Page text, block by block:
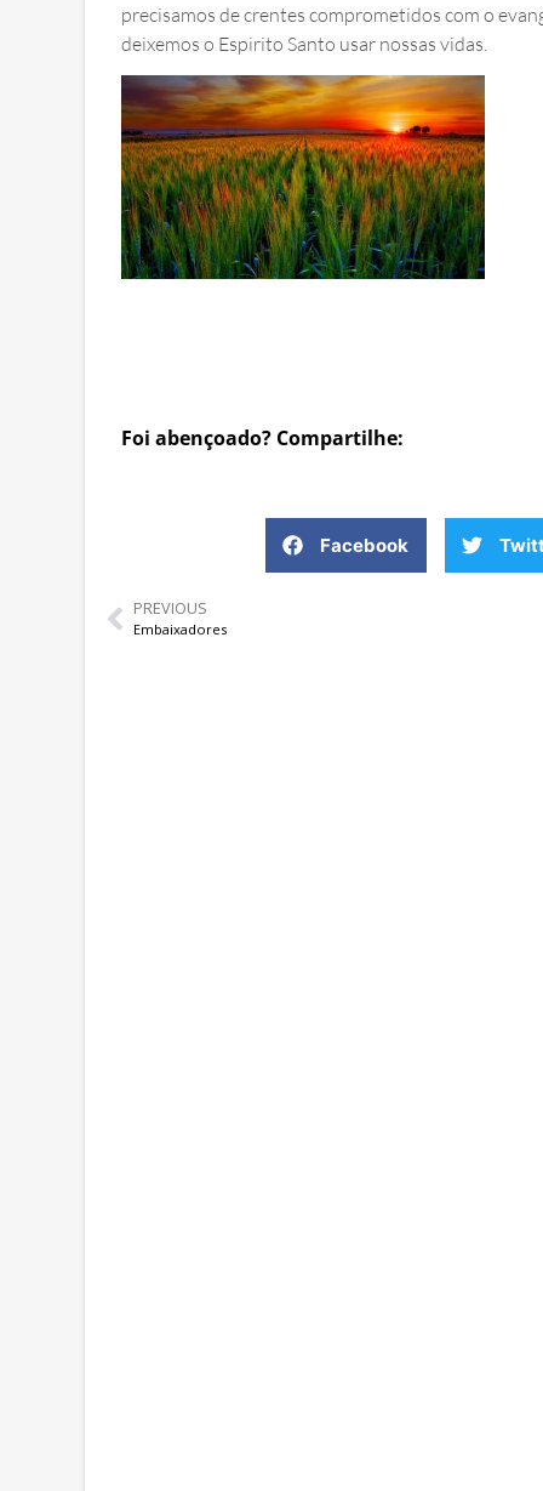
precisamos de crentes comprometidos com o
deixemos o Espirito Santo usar nossas vidas.
Foi abençoado? Compartilhe:
Facebook
PREVIOUS
Embaixadores